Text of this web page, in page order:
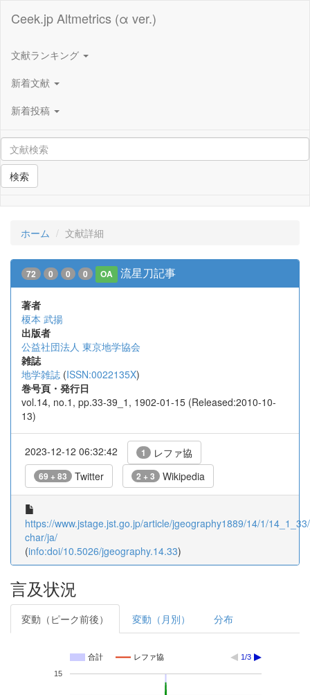
Ceek.jp Altmetrics (α ver.)
文献ランキング
新着文献
新着投稿
検索
ホーム 文献詳細
72 0 0 0 OA 流星刀記事
著者
榎本 武揚
出版者
公益社団法人 東京地学協会
雑誌
地学雑誌 (ISSN:0022135X)
巻号頁・発行日
vol.14, no.1, pp.33-39_1, 1902-01-15 (Released:2010-10-
13)
2023-12-12 06:32:42 1 レファ協
69 + 83 Twitter 2 + 3 Wikipedia
https://www.jstage.jst.go.jp/article/jgeography1889/14/1/
char/ja/
(info:doi/10.5026/jgeography.14.33)
言及状況
変動（ピーク前後） 変動（月別） 分布
合計 レファ協 1/3
15